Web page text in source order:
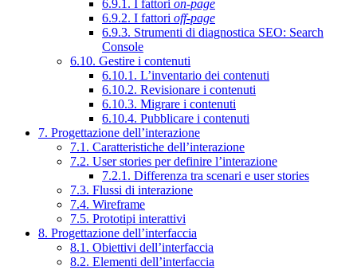
6.9.1. I fattori on-page
6.9.2. I fattori off-page
6.9.3. Strumenti di diagnostica SEO: Search
Console
6.10. Gestire i contenuti
6.10.1. L’inventario dei contenuti
6.10.2. Revisionare i contenuti
6.10.3. Migrare i contenuti
6.10.4. Pubblicare i contenuti
7. Progettazione dell’interazione
7.1. Caratteristiche dell’interazione
7.2. User stories per definire l’interazione
7.2.1. Differenza tra scenari e user stories
7.3. Flussi di interazione
7.4. Wireframe
7.5. Prototipi interattivi
8. Progettazione dell’interfaccia
8.1. Obiettivi dell’interfaccia
8.2. Elementi dell’interfaccia